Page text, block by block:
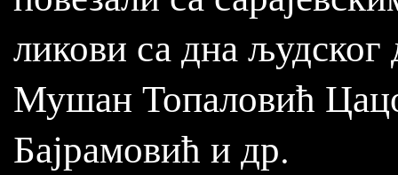
ликови са дна
Мушан Топаловић
Бајрамовић и др.